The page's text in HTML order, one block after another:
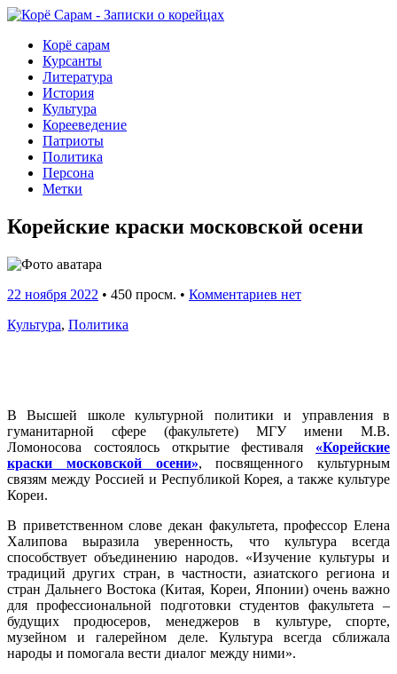
Корё сарам
Курсанты
Литература
История
Культура
Корееведение
Патриоты
Политика
Персона
Метки
Корейские краски московской осени
22 ноября 2022 • 450 просм. • Комментариев нет
Культура, Политика
В Высшей школе культурной политики и управления в
гуманитарной сфере (факультете) МГУ имени М.В.
Ломоносова состоялось открытие фестиваля «Корейские
краски московской осени», посвященного культурным
связям между Россией и Республикой Корея, а также культуре
Кореи.
В приветственном слове декан факультета, профессор Елена
Халипова выразила уверенность, что культура всегда
способствует объединению народов. «Изучение культуры и
традиций других стран, в частности, азиатского региона и
стран Дальнего Востока (Китая, Кореи, Японии) очень важно
для профессиональной подготовки студентов факультета –
будущих продюсеров, менеджеров в культуре, спорте,
музейном и галерейном деле. Культура всегда сближала
народы и помогала вести диалог между ними».